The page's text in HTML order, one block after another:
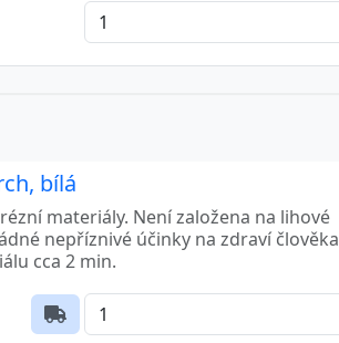
bílá
materiály. Není založena na lihové
nepříznivé účinky na zdraví člověka
cca 2 min.